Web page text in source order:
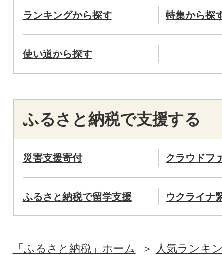
ランキングから探す 特集から探
使い道から探す
ふるさと納税で支援する
災害支援寄付 クラウドフ
ふるさと納税で留学支援 ウクライナ
「ふるさと納税」ホーム
人気ランキ